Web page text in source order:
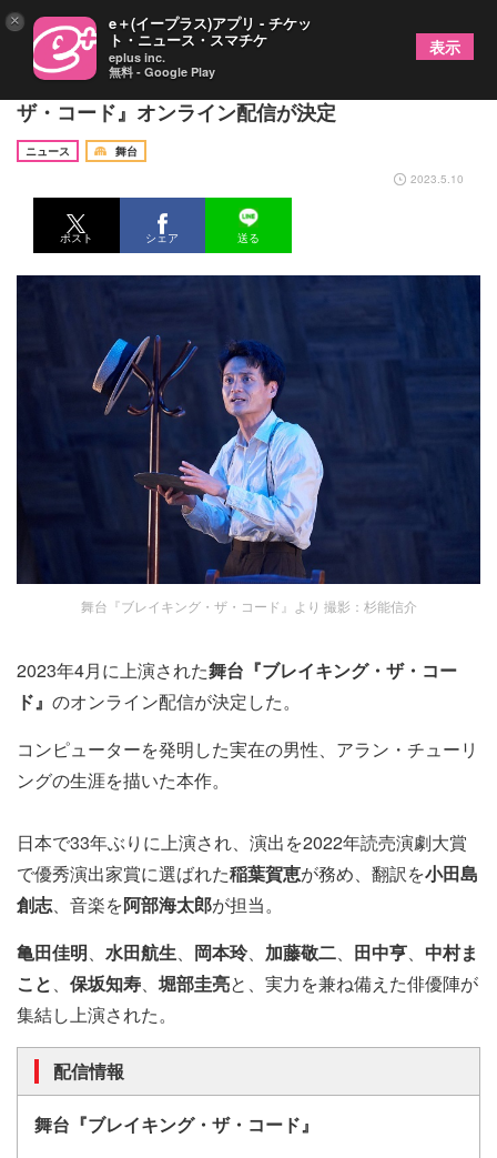
亀田佳明、水田航生ら出演 舞台『ブレイキング・
ザ・コード』オンライン配信が決定
ニュース
舞台
2023.5.10
ポスト シェア 送る
舞台『ブレイキング・ザ・コード』より 撮影：杉能信介
2023年4月に上演された舞台『ブレイキング・ザ・コー
ド』 のオンライン配信が決定した。
コンピューターを発明した実在の男性、アラン・チューリ
ングの生涯を描いた本作。
日本で33年ぶりに上演され、演出を2022年読売演劇大賞
で優秀演出家賞に選ばれた稲葉賀恵が務め、翻訳を小田島
創志、音楽を阿部海太郎が担当。
亀田佳明、 水田航生、 岡本玲、 加藤敬二、 田中亨、 中村ま
こと、 保坂知寿、 堀部圭亮と、実力を兼ね備えた俳優陣が
集結し上演された。
配信情報
舞台『ブレイキング・ザ・コード』
× e＋(イープラス)アプリ - チケッ
ト・ニュース・スマチケ
eplus inc.
無料 - Google Play
表示